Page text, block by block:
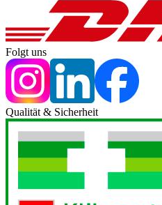
Folgt uns
Qualität & Sicherheit